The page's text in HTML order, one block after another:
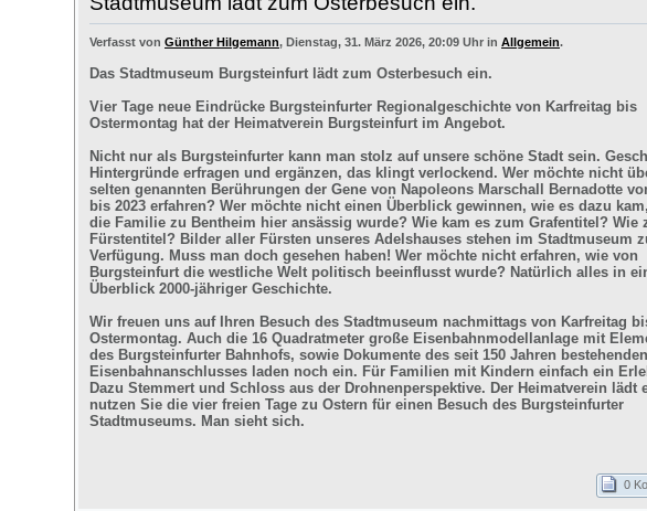
Verfasst von Günther Hilgemann, Dienstag, 31. März 2026, 20:09 Uhr in Allgemein.
Das Stadtmuseum Burgsteinfurt lädt zum Osterbesuch ein.
Vier Tage neue Eindrücke Burgsteinfurter Regionalgeschichte von Karfreitag bis
Ostermontag hat der Heimatverein Burgsteinfurt im Angebot.
Nicht nur als Burgsteinfurter kann man stolz auf unsere schöne Stadt sein.
Hintergründe erfragen und ergänzen, das klingt verlockend. Wer möchte nicht
selten genannten Berührungen der Gene von Napoleons Marschall Bernadotte
bis 2023 erfahren? Wer möchte nicht einen Überblick gewinnen, wie es dazu
die Familie zu Bentheim hier ansässig wurde? Wie kam es zum Grafentitel? Wie
Fürstentitel? Bilder aller Fürsten unseres Adelshauses stehen im Stadtmuseum
Verfügung. Muss man doch gesehen haben! Wer möchte nicht erfahren, wie von
Burgsteinfurt die westliche Welt politisch beeinflusst wurde? Natürlich alles in
Überblick 2000-jähriger Geschichte.
Wir freuen uns auf Ihren Besuch des Stadtmuseum nachmittags von Karfreitag
Ostermontag. Auch die 16 Quadratmeter große Eisenbahnmodellanlage mit
des Burgsteinfurter Bahnhofs, sowie Dokumente des seit 150 Jahren bestehenden
Eisenbahnanschlusses laden noch ein. Für Familien mit Kindern einfach ein
Dazu Stemmert und Schloss aus der Drohnenperspektive. Der Heimatverein lädt
nutzen Sie die vier freien Tage zu Ostern für einen Besuch des Burgsteinfurter
Stadtmuseums. Man sieht sich.
0